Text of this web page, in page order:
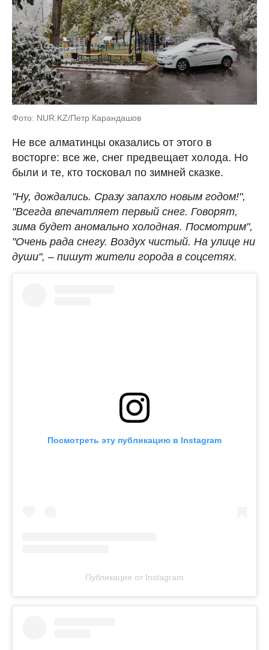
Фото: NUR.KZ/Петр Карандашов
Не все алматинцы оказались от этого в
восторге: все же, снег предвещает холода. Но
были и те, кто тосковал по зимней сказке.
"Ну, дождались. Сразу запахло новым годом!",
"Всегда впечатляет первый снег. Говорят,
зима будет аномально холодная. Посмотрим",
"Очень рада снегу. Воздух чистый. На улице ни
души", – пишут жители города в соцсетях.
Посмотреть эту публикацию в Instagram
Публикация от Instagram